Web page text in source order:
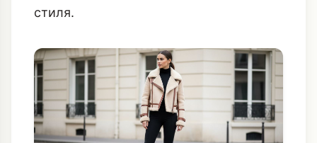
идеальную гладкость силуэта. Это
стиля.